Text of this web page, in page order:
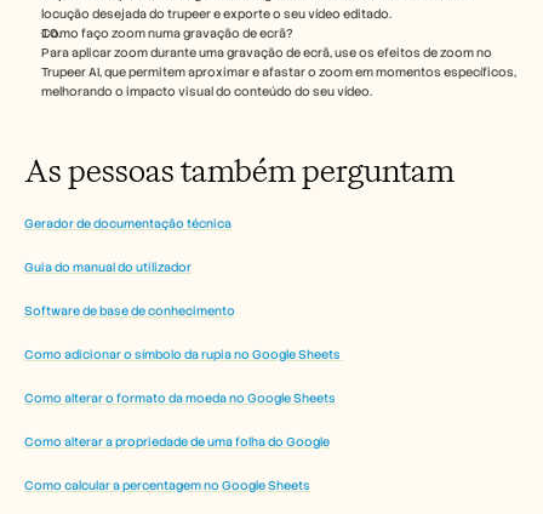
locução desejada do trupeer e exporte o seu vídeo editado.
Como faço zoom numa gravação de ecrã?
Para aplicar zoom durante uma gravação de ecrã, use os efeitos de zoom no
Trupeer AI, que permitem aproximar e afastar o zoom em momentos específicos,
melhorando o impacto visual do conteúdo do seu vídeo.
As pessoas também perguntam
Gerador de documentação técnica
Guia do manual do utilizador
Software de base de conhecimento
Como adicionar o símbolo da rupia no Google Sheets
Como alterar o formato da moeda no Google Sheets
Como alterar a propriedade de uma folha do Google
Como calcular a percentagem no Google Sheets